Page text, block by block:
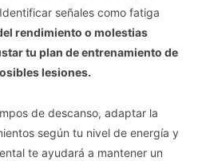
señales como fatiga
rendimiento o molestias
tu plan de entrenamiento de
lesiones.
de descanso, adaptar la
según tu nivel de energía y
te ayudará a mantener un